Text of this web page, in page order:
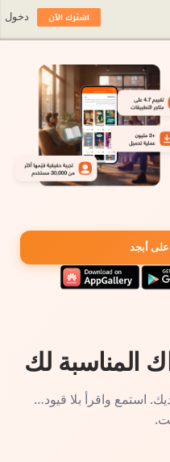
أبجد
المناسبة لك
استمع واقرأ بلا قيود…
اشترك الآن دخول